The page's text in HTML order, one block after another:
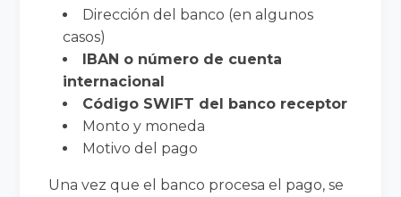
Dirección del banco (en algunos
casos)
IBAN o número de cuenta
internacional
Código SWIFT del banco receptor
Monto y moneda
Motivo del pago
Una vez que el banco procesa el pago, se